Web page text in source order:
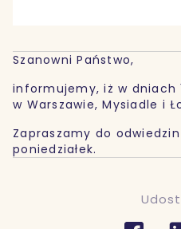
Szanowni Państwo,
informujemy, iż w dniach
w Warszawie, Mysiadle i
Zapraszamy do
poniedziałek.